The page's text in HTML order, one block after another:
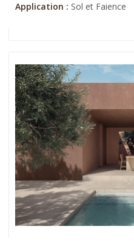
Application : Sol et Faience